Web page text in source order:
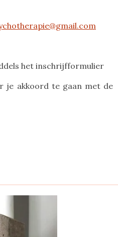
het inschrijfformulier
je akkoord te gaan met de